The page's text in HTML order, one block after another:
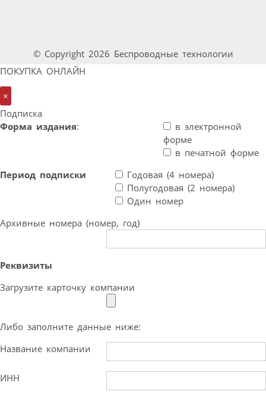
© Copyright 2026 Беспроводные технологии
ПОКУПКА ОНЛАЙН
×
Подписка
Форма издания:
в электронной
форме
в печатной форме
Период подписки
Годовая (4 номера)
Полугодовая (2 номера)
Один номер
Архивные номера (номер, год)
Реквизиты
Загрузите карточку компании
Либо заполните данные ниже:
Название компании
ИНН